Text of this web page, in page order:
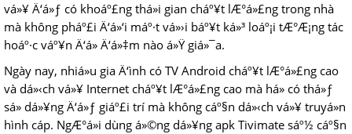
vá»¥ Ä‘á»ƒ có khoáº£ng thá»i gian cháº¥t lÆ°á»£ng trong nhà
mà không pháº£i Ä‘á»‘i máº·t vá»›i báº¥t ká»³ loáº¡i tÆ°Æ¡ng tác
hoáº·c váº¥n Ä‘á» Ä‘á»‡m nào á»Ÿ giá»¯a.
Ngày nay, nhiá»u gia Ä‘ình có TV Android cháº¥t lÆ°á»£ng cao
và dá»‹ch vá»¥ Internet cháº¥t lÆ°á»£ng cao mà há» có thá»ƒ
sá»­ dá»¥ng Ä‘á»ƒ giáº£i trí mà không cáº§n dá»‹ch vá»¥ truyá»n
hình cáp. NgÆ°á»i dùng á»©ng dá»¥ng apk Tivimate sáº½ cáº§n